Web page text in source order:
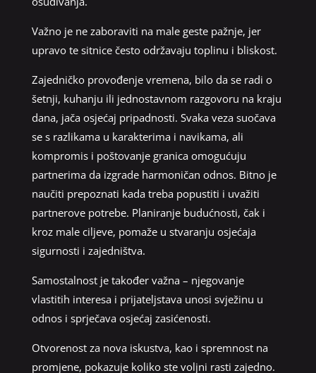
Važno je ne zaboraviti na male geste pažnje, jer
upravo te sitnice često održavaju toplinu i bliskost.
Zajedničko provođenje vremena, bilo da se radi o
šetnji, kuhanju ili jednostavnom razgovoru na kraju
dana, jača osjećaj pripadnosti. Svaka veza suočava
se s razlikama u karakterima i navikama, ali
kompromis i poštovanje granica omogućuju
partnerima da izgrade harmoničan odnos. Bitno je
naučiti prepoznati kada treba popustiti i uvažiti
partnerove potrebe. Planiranje budućnosti, čak i
kroz male ciljeve, pomaže u stvaranju osjećaja
sigurnosti i zajedništva.
Samostalnost je također važna – njegovanje
vlastitih interesa i prijateljstava unosi svježinu u
odnos i sprječava osjećaj zasićenosti.
Otvorenost za nova iskustva, kao i spremnost na
promjene, pokazuje koliko ste voljni rasti zajedno.